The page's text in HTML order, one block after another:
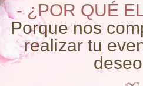
- ¿POR QUÉ
Porque nos
realizar tu